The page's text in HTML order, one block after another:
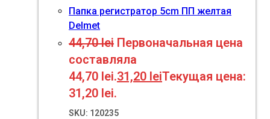
Папка регистратор 5cm ПП желтая
Delmet
44,70lei Первоначальная цена
составляла
44,70 lei.31,20 leiТекущая цена:
31,20 lei.
SKU: 120235